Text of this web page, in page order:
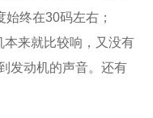
终在30码左右；
来就比较响，又没有
发动机的声音。还有